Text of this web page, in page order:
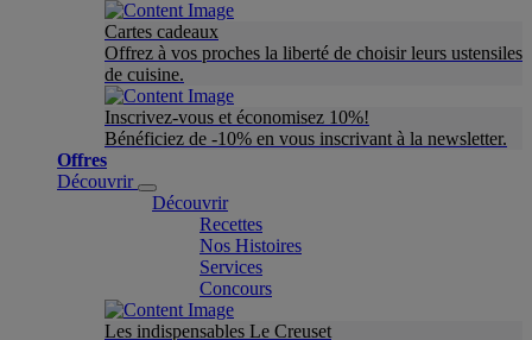
Cartes cadeaux
Offrez à vos proches la liberté de choisir leurs ustensiles
de cuisine.
Inscrivez-vous et économisez 10%!
Bénéficiez de -10% en vous inscrivant à la newsletter.
Offres
Découvrir
Découvrir
Recettes
Nos Histoires
Services
Concours
Les indispensables Le Creuset